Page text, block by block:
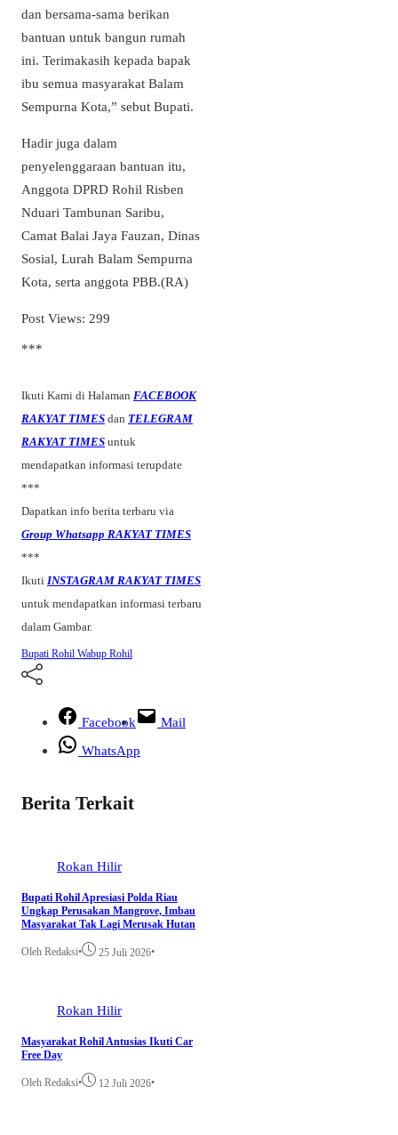
dan bersama-sama berikan
bantuan untuk bangun rumah
ini. Terimakasih kepada bapak
ibu semua masyarakat Balam
Sempurna Kota,” sebut Bupati.
Hadir juga dalam
penyelenggaraan bantuan itu,
Anggota DPRD Rohil Risben
Nduari Tambunan Saribu,
Camat Balai Jaya Fauzan, Dinas
Sosial, Lurah Balam Sempurna
Kota, serta anggota PBB.(RA)
Post Views: 299
***
Ikuti Kami di Halaman FACEBOOK
RAKYAT TIMES dan TELEGRAM
RAKYAT TIMES untuk
mendapatkan informasi terupdate
***
Dapatkan info berita terbaru via
Group Whatsapp RAKYAT TIMES
***
Ikuti INSTAGRAM RAKYAT TIMES
untuk mendapatkan informasi terbaru
dalam Gambar.
Bupati Rohil Wabup Rohil
Facebook
Mail
WhatsApp
Berita Terkait
Rokan Hilir
Bupati Rohil Apresiasi Polda Riau
Ungkap Perusakan Mangrove, Imbau
Masyarakat Tak Lagi Merusak Hutan
Oleh Redaksi• 25 Juli 2026•
Rokan Hilir
Masyarakat Rohil Antusias Ikuti Car
Free Day
Oleh Redaksi• 12 Juli 2026•